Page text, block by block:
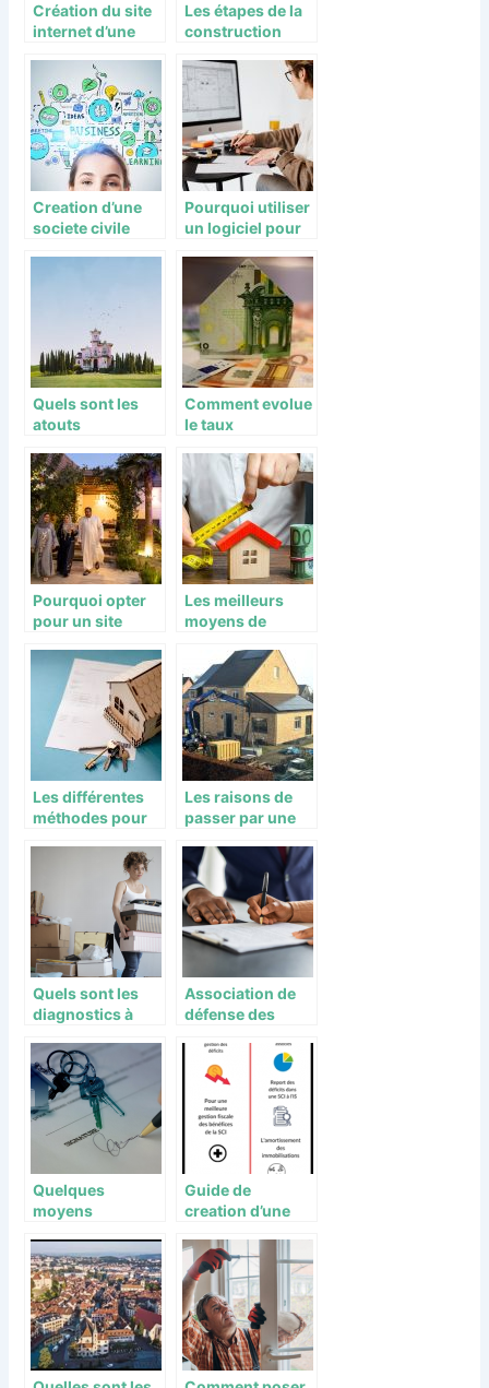
Création du site
internet d’une
immobilière
Les étapes de la
construction
Creation d’une
societe civile
Pourquoi utiliser
un logiciel pour
immobiliere ?
Quels sont les
atouts
quartier
economique de
l’Escoutere ?
Comment evolue
le taux
Pourquoi opter
pour un site
l’achat de Riad ?
Les meilleurs
moyens de
projet d’achat
immobilier
Les différentes
méthodes pour
Les raisons de
passer par une
achat un bien
immobilier
Quels sont les
diagnostics à
location ?
Association de
défense des
sont leurs rôles ?
Quelques
moyens
secteur de
l’immobilier
Guide de
creation d’une